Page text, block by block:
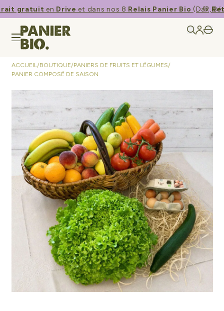
gratuiten Driveet dans nos 8 Relais Panier Bio(Dax,
💚​
ACCUEIL/BOUTIQUE/PANIERS DE FRUITS ET LÉGUMES/
PANIER COMPOSÉ DE SAISON